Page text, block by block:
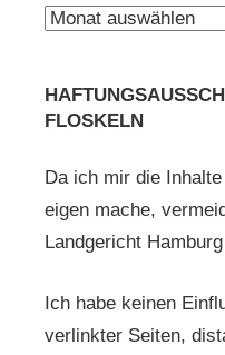
Was
FLOSKELN
Da ich mir die
eigen mache,
Landgericht
Ich habe keinen
verlinkter Seiten,